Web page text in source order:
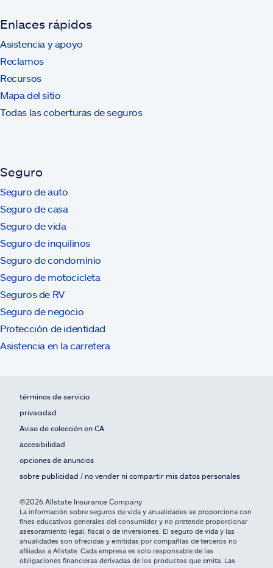
Enlaces rápidos
Asistencia y apoyo
Reclamos
Recursos
Mapa del sitio
Todas las coberturas de seguros
Seguro
Seguro de auto
Seguro de casa
Seguro de vida
Seguro de inquilinos
Seguro de condominio
Seguro de motocicleta
Seguros de RV
Seguro de negocio
Protección de identidad
Asistencia en la carretera
términos de servicio
privacidad
Aviso de colección en CA
accesibilidad
opciones de anuncios
sobre publicidad / no vender ni compartir mis datos personales
©2026 Allstate Insurance Company
La información sobre seguros de vida y anualidades se proporciona con
fines educativos generales del consumidor y no pretende proporcionar
asesoramiento legal, fiscal o de inversiones. El seguro de vida y las
anualidades son ofrecidas y emitidas por compañías de terceros no
afiliadas a Allstate. Cada empresa es solo responsable de las
obligaciones financieras derivadas de los productos que emita. Las